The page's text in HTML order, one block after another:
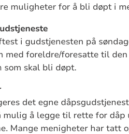
muligheter for å bli døpt i
i gudstjenesten på
med foreldre/foresatte til
som skal bli døpt.
det egne
mulig å legge til rette for
Mange menigheter har tatt